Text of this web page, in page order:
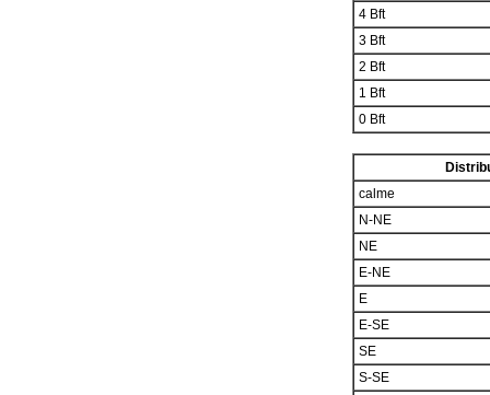
4 Bft
3 Bft
2 Bft
1 Bft
0 Bft
calme
N-NE
NE
E-NE
E
E-SE
SE
S-SE